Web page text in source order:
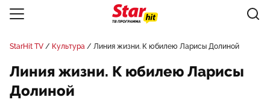
StarHit TV Культура Линия жизни. К юбилею Ларисы Долиной
Линия жизни. К юбилею Ларисы
Долиной